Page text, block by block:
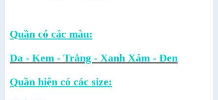
Quần có các màu:
Da - Kem - Trắng - Xanh Xám - Đen
Quần hiện có các size: